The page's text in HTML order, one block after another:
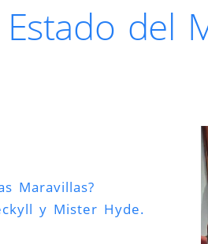
del
Maravillas?
y Mister Hyde.